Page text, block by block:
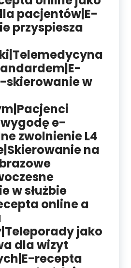
pacjentów|E-
przyspiesza
skierowanie w
e-
zwolnienie L4
na
w służbie
online a
jako
dla wizyt
recepta